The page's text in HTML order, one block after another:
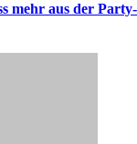
mehr aus der